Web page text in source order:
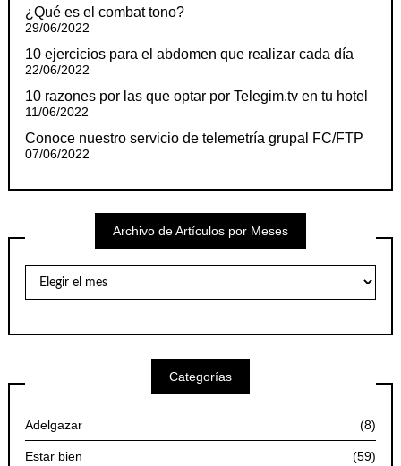
¿Qué es el combat tono?
29/06/2022
10 ejercicios para el abdomen que realizar cada día
22/06/2022
10 razones por las que optar por Telegim.tv en tu hotel
11/06/2022
Conoce nuestro servicio de telemetría grupal FC/FTP
07/06/2022
Archivo de Artículos por Meses
Artículos
Categorías
Adelgazar (8)
Estar bien (59)